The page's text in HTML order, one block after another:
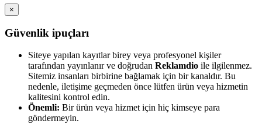
×
Güvenlik ipuçları
Siteye yapılan kayıtlar birey veya profesyonel kişiler
tarafından yayınlanır ve doğrudan Reklamdio ile ilgilenmez.
Sitemiz insanları birbirine bağlamak için bir kanaldır. Bu
nedenle, iletişime geçmeden önce lütfen ürün veya hizmetin
kalitesini kontrol edin.
Önemli: Bir ürün veya hizmet için hiç kimseye para
göndermeyin.